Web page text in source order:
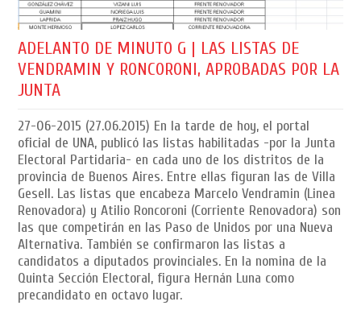
ADELANTO DE MINUTO G | LAS LISTAS DE
VENDRAMIN Y RONCORONI, APROBADAS POR LA
JUNTA
27-06-2015 (27.06.2015) En la tarde de hoy, el portal
oficial de UNA, publicó las listas habilitadas -por la Junta
Electoral Partidaria- en cada uno de los distritos de la
provincia de Buenos Aires. Entre ellas figuran las de Villa
Gesell. Las listas que encabeza Marcelo Vendramin (Linea
Renovadora) y Atilio Roncoroni (Corriente Renovadora) son
las que competirán en las Paso de Unidos por una Nueva
Alternativa. También se confirmaron las listas a
candidatos a diputados provinciales. En la nomina de la
Quinta Sección Electoral, figura Hernán Luna como
precandidato en octavo lugar.